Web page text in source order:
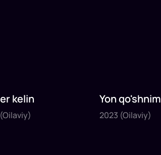
daq.
kelin
(Oilaviy)
2023
1x40daq.
Yon qo'shnim
2023 (Oilaviy)